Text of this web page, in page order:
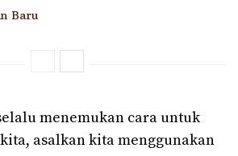
Baru
menemukan cara untuk
asalkan kita menggunakan